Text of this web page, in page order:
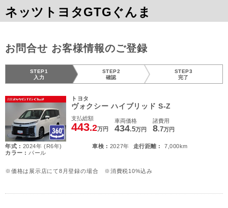
ネッツトヨタGTGぐんま
お問合せ お客様情報のご登録
STEP1
入力
STEP2
確認
STEP3
完了
トヨタ
ヴォクシー ハイブリッド S-Z
支払総額
443.2万円
車両価格
434.5万円
諸費用
8.7万円
年式 : 2024年 (R6年) 車検 : 2027年 走行距離 :
7,000km
カラー : パール
※価格は展示店にて8月登録の場合 ※消費税10%込み